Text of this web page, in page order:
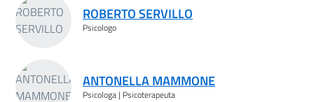
ROBERTO SERVILLO
Psicologo
ANTONELLA MAMMONE
Psicologa | Psicoterapeuta